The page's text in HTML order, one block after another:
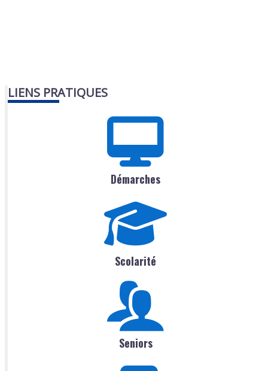
LIENS PRATIQUES
Démarches
Scolarité
Seniors